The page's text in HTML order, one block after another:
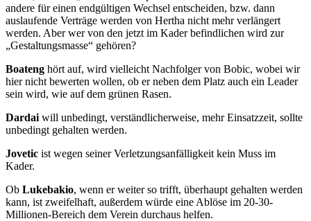
andere für einen endgültigen Wechsel entscheiden, bzw. dann
auslaufende Verträge werden von Hertha nicht mehr verlängert
werden. Aber wer von den jetzt im Kader befindlichen wird zur
„Gestaltungsmasse“ gehören?
Boateng hört auf, wird vielleicht Nachfolger von Bobic, wobei wir
hier nicht bewerten wollen, ob er neben dem Platz auch ein Leader
sein wird, wie auf dem grünen Rasen.
Dardai will unbedingt, verständlicherweise, mehr Einsatzzeit, sollte
unbedingt gehalten werden.
Jovetic ist wegen seiner Verletzungsanfälligkeit kein Muss im
Kader.
Ob Lukebakio, wenn er weiter so trifft, überhaupt gehalten werden
kann, ist zweifelhaft, außerdem würde eine Ablöse im 20-30-
Millionen-Bereich dem Verein durchaus helfen.